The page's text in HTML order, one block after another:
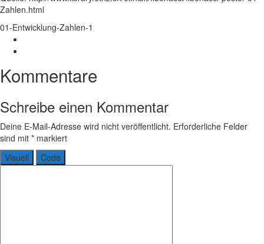
Zahlen.html
01-Entwicklung-Zahlen-1
Schreibe einen Kommentar
Deine E-Mail-Adresse wird nicht veröffentlicht. Erforderliche Felder
sind mit * markiert
Visuell
Code